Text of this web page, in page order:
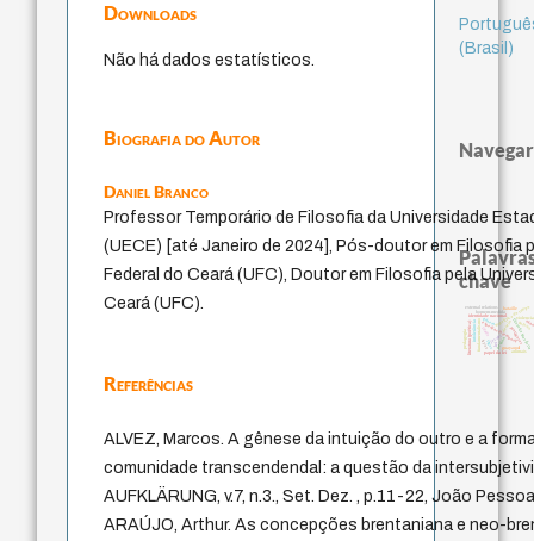
Downloads
Não há dados estatísticos.
Biografia do Autor
Daniel Branco
Professor Temporário de Filosofia da Universidade
(UECE) [até Janeiro de 2024], Pós-doutor em Filosofia
Federal do Ceará (UFC), Doutor em Filosofia pela
Ceará (UFC).
Referências
ALVEZ, Marcos. A gênese da intuição do outro e a
comunidade transcendendal: a questão da
AUFKLÄRUNG, v.7, n.3., Set.­ Dez. , p.11­-22, João
ARAÚJO, Arthur. As concepções brentaniana e neo-
(Brasil)
Navegar
chave
fundamentalismo jacobi protágoras
experiência temporal
metafísica do tempo
género
idade
intolerância
identidade nacional
homem-medida
filosofia brasileira
palavra
literatura (poética) perdón
leyes
violencia
guayaquil
logos
pedagogia lei
desejo
papel da lei
bataille
external relations
animais